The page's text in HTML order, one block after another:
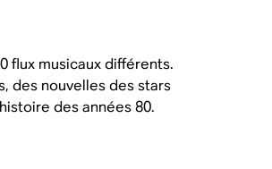
flux musicaux différents.
des nouvelles des stars
des années 80.